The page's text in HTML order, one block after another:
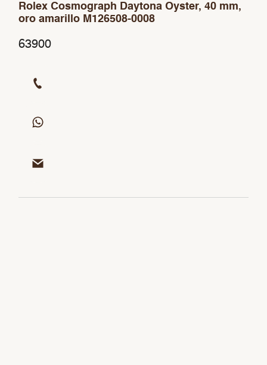
Rolex Cosmograph Daytona Oyster, 40 mm,
oro amarillo M126508-0008
63900